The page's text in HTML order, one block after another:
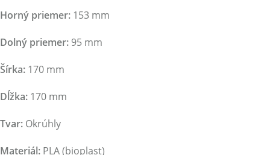
Horný priemer: 153 mm
Dolný priemer: 95 mm
Šírka: 170 mm
Dĺžka: 170 mm
Tvar: Okrúhly
Materiál: PLA (bioplast)